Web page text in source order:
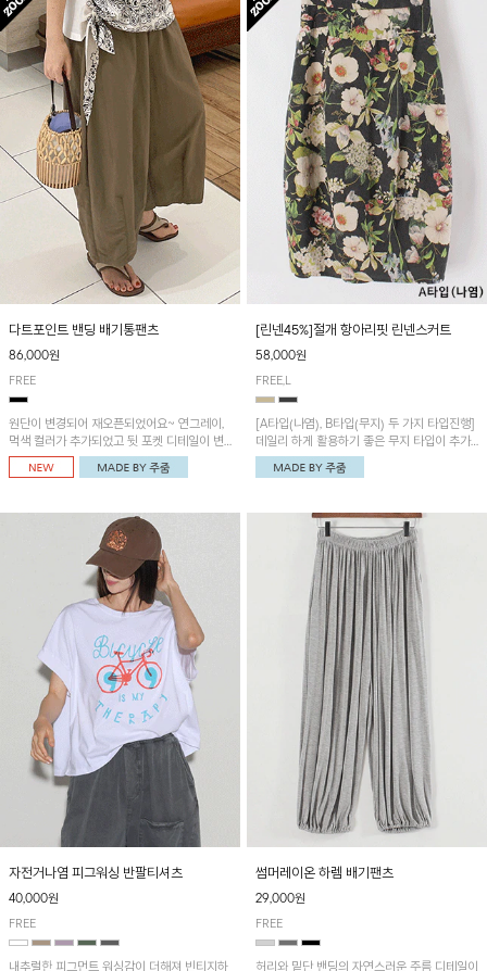
다트포인트 밴딩 배기통팬츠
86,000원
FREE
원단이 변경되어 재오픈되었어요~ 연그레이,
먹색 컬러가 추가되었고 뒷 포켓 디테일이 변
경되었습니다~가볍고 시원하게 착용되는 배
기통팬츠! 허리밴딩과 여유로운 통으로 편안해
[린넨45%]절개 항아리핏 린넨스커트
58,000원
FREE,L
[A타입(나염), B타입(무지) 두 가지 타입진행]
데일리 하게 활용하기 좋은 무지 타입이 추가
되었어요~ 볼륨감 있는 항아리핏 실루엣이 유
니크하며 포켓디테일이 POINT!
자전거나염 피그워싱 반팔티셔츠
40,000원
FREE
내추럴한 피그먼트 워싱감이 더해져 빈티지하
썸머레이온 하렘 배기팬츠
29,000원
FREE
허리와 밑단 밴딩의 자연스러운 주름 디테일이